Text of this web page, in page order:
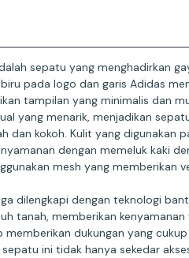
sepatu yang menghadirkan
pada logo dan garis Adidas
tampilan yang minimalis dan
yang menarik, menjadikan
dan kokoh. Kulit yang
dengan memeluk kaki
mesh yang memberikan
dilengkapi dengan teknologi
tanah, memberikan
dukungan yang
ini tidak hanya sekedar